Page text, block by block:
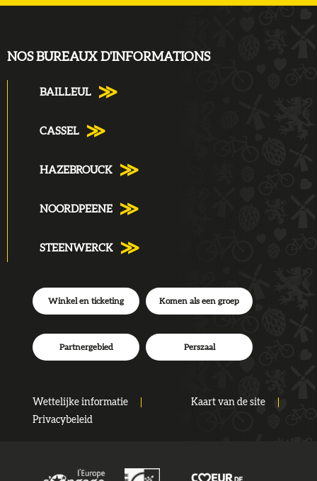
NOS BUREAUX D'INFORMATIONS
BAILLEUL
CASSEL
HAZEBROUCK
NOORDPEENE
STEENWERCK
Wettelijke informatie
Kaart van de site
Privacybeleid
Winkel en ticketing Komen als een groep
Partnergebied Perszaal